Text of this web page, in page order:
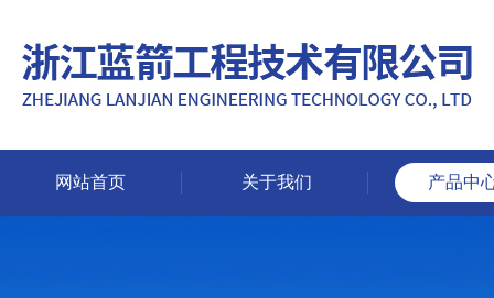
网站首页 关于我们 产品中